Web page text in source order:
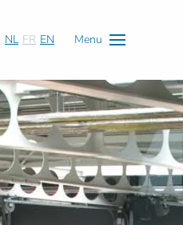
NL FR EN Menu